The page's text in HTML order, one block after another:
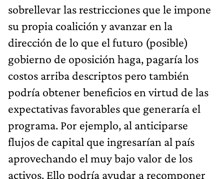
sobrellevar las restricciones que le impone
su propia coalición y avanzar en la
dirección de lo que el futuro (posible)
gobierno de oposición haga, pagaría los
costos arriba descriptos pero también
podría obtener beneficios en virtud de las
expectativas favorables que generaría el
programa. Por ejemplo, al anticiparse
flujos de capital que ingresarían al país
aprovechando el muy bajo valor de los
activos. Ello podría ayudar a recomponer